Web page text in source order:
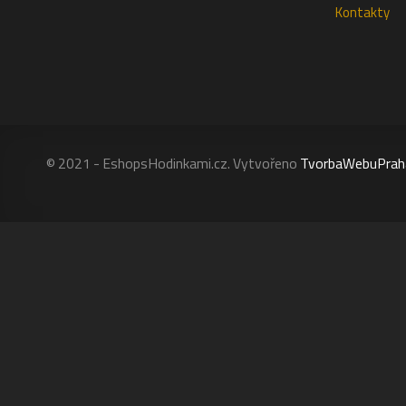
Kontakty
© 2021 - EshopsHodinkami.cz. Vytvořeno